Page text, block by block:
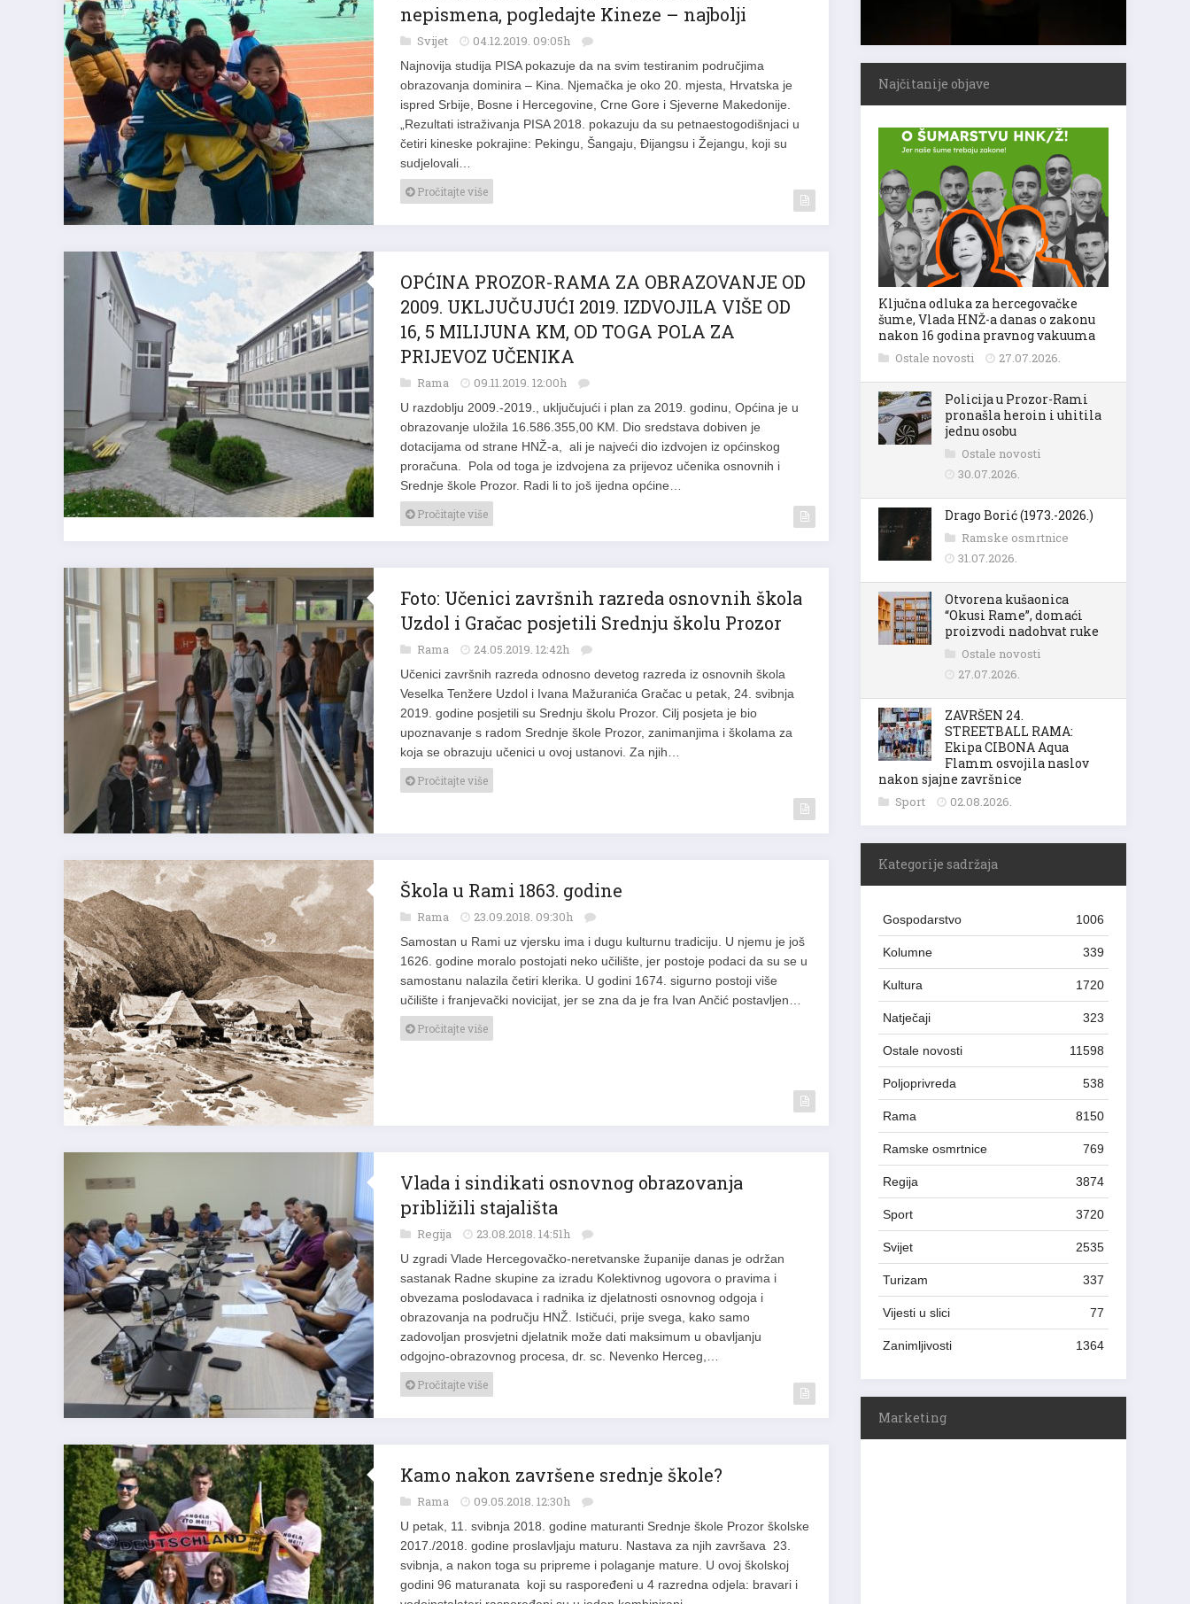
nepismena, pogledajte Kineze – najbolji
Svijet 04.12.2019. 09:05h
Najnovija studija PISA pokazuje da na svim testiranim područjima
obrazovanja dominira – Kina. Njemačka je oko 20. mjesta, Hrvatska je
ispred Srbije, Bosne i Hercegovine, Crne Gore i Sjeverne Makedonije.
„Rezultati istraživanja PISA 2018. pokazuju da su petnaestogodišnjaci u
četiri kineske pokrajine: Pekingu, Šangaju, Đijangsu i Žejangu, koji su
sudjelovali…
Pročitajte više
OPĆINA PROZOR-RAMA ZA OBRAZOVANJE OD
2009. UKLJUČUJUĆI 2019. IZDVOJILA VIŠE OD
16, 5 MILIJUNA KM, OD TOGA POLA ZA
PRIJEVOZ UČENIKA
Rama 09.11.2019. 12:00h
U razdoblju 2009.-2019., uključujući i plan za 2019. godinu, Općina je u
obrazovanje uložila 16.586.355,00 KM. Dio sredstava dobiven je
dotacijama od strane HNŽ-a, ali je najveći dio izdvojen iz općinskog
proračuna. Pola od toga je izdvojena za prijevoz učenika osnovnih i
Srednje škole Prozor. Radi li to još ijedna općine…
Pročitajte više
Foto: Učenici završnih razreda osnovnih škola
Uzdol i Gračac posjetili Srednju školu Prozor
Rama 24.05.2019. 12:42h
Učenici završnih razreda odnosno devetog razreda iz osnovnih škola
Veselka Tenžere Uzdol i Ivana Mažuranića Gračac u petak, 24. svibnja
2019. godine posjetili su Srednju školu Prozor. Cilj posjeta je bio
upoznavanje s radom Srednje škole Prozor, zanimanjima i školama za
koja se obrazuju učenici u ovoj ustanovi. Za njih…
Pročitajte više
Škola u Rami 1863. godine
Rama 23.09.2018. 09:30h
Samostan u Rami uz vjersku ima i dugu kulturnu tradiciju. U njemu je još
1626. godine moralo postojati neko učilište, jer postoje podaci da su se u
samostanu nalazila četiri klerika. U godini 1674. sigurno postoji više
učilište i franjevački novicijat, jer se zna da je fra Ivan Ančić postavljen…
Pročitajte više
Vlada i sindikati osnovnog obrazovanja
približili stajališta
Regija 23.08.2018. 14:51h
U zgradi Vlade Hercegovačko-neretvanske županije danas je održan
sastanak Radne skupine za izradu Kolektivnog ugovora o pravima i
obvezama poslodavaca i radnika iz djelatnosti osnovnog odgoja i
obrazovanja na području HNŽ. Ističući, prije svega, kako samo
zadovoljan prosvjetni djelatnik može dati maksimum u obavljanju
odgojno-obrazovnog procesa, dr. sc. Nevenko Herceg,…
Pročitajte više
Kamo nakon završene srednje škole?
Rama 09.05.2018. 12:30h
U petak, 11. svibnja 2018. godine maturanti Srednje škole Prozor školske
2017./2018. godine proslavljaju maturu. Nastava za njih završava 23.
svibnja, a nakon toga su pripreme i polaganje mature. U ovoj školskoj
godini 96 maturanata koji su raspoređeni u 4 razredna odjela: bravari i
Najčitanije objave
Ključna odluka za hercegovačke
šume, Vlada HNŽ-a danas o zakonu
nakon 16 godina pravnog vakuuma
Ostale novosti 27.07.2026.
Policija u Prozor-Rami
pronašla heroin i uhitila
jednu osobu
Ostale novosti
30.07.2026.
Drago Borić (1973.-2026.)
Ramske osmrtnice
31.07.2026.
Otvorena kušaonica
“Okusi Rame”, domaći
proizvodi nadohvat ruke
Ostale novosti
27.07.2026.
ZAVRŠEN 24.
STREETBALL RAMA:
Ekipa CIBONA Aqua
Flamm osvojila naslov
nakon sjajne završnice
Sport 02.08.2026.
Kategorije sadržaja
Gospodarstvo 1006
Kolumne 339
Kultura 1720
Natječaji 323
Ostale novosti 11598
Poljoprivreda 538
Rama 8150
Ramske osmrtnice 769
Regija 3874
Sport 3720
Svijet 2535
Turizam 337
Vijesti u slici 77
Zanimljivosti 1364
Marketing